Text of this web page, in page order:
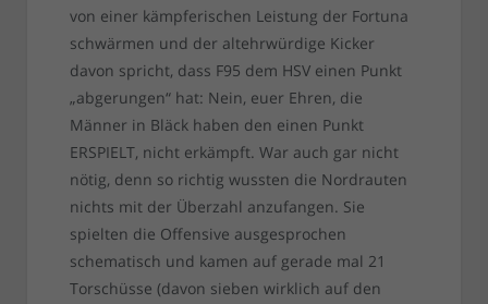
von einer kämpferischen Leistung der Fortuna
schwärmen und der altehrwürdige Kicker
davon spricht, dass F95 dem HSV einen Punkt
„abgerungen“ hat: Nein, euer Ehren, die
Männer in Bläck haben den einen Punkt
ERSPIELT, nicht erkämpft. War auch gar nicht
nötig, denn so richtig wussten die Nordrauten
nichts mit der Überzahl anzufangen. Sie
spielten die Offensive ausgesprochen
schematisch und kamen auf gerade mal 21
Torschüsse (davon sieben wirklich auf den